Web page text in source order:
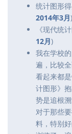
统计图形
2014年3月)
《现代统
12月)
我在学校
遍，比较
看起来都
计图形》
势是追根
对于那些
料，特别